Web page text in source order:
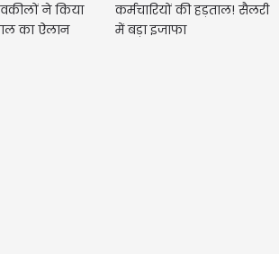
ने किया
का ऐलान
कर्मचारियों की हड़ताल! सैलरी
में बड़ा इजाफा